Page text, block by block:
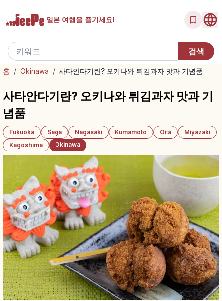
일본 여행을 즐기세요!
홈 / Okinawa / 사타안다기란? 오키나와 튀김과자 맛과 기념품
사타안다기란? 오키나와 튀김과자 맛과 기
념품
Fukuoka Saga Nagasaki Kumamoto Oita
Miyazaki
Kagoshima
Okinawa